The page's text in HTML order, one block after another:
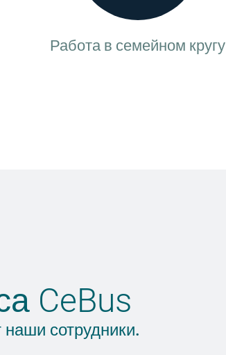
Работа в семейном кругу
CeBus
наши сотрудники.